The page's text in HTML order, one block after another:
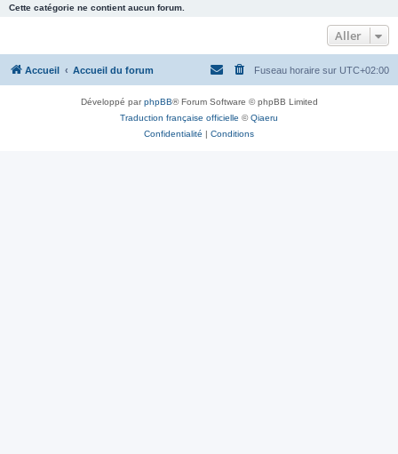
Cette catégorie ne contient aucun forum.
Aller
Accueil Accueil du forum Fuseau horaire sur UTC+02:00
Développé parphpBB® Forum Software © phpBB Limited
Traduction française officielle ©Qiaeru
Confidentialité | Conditions